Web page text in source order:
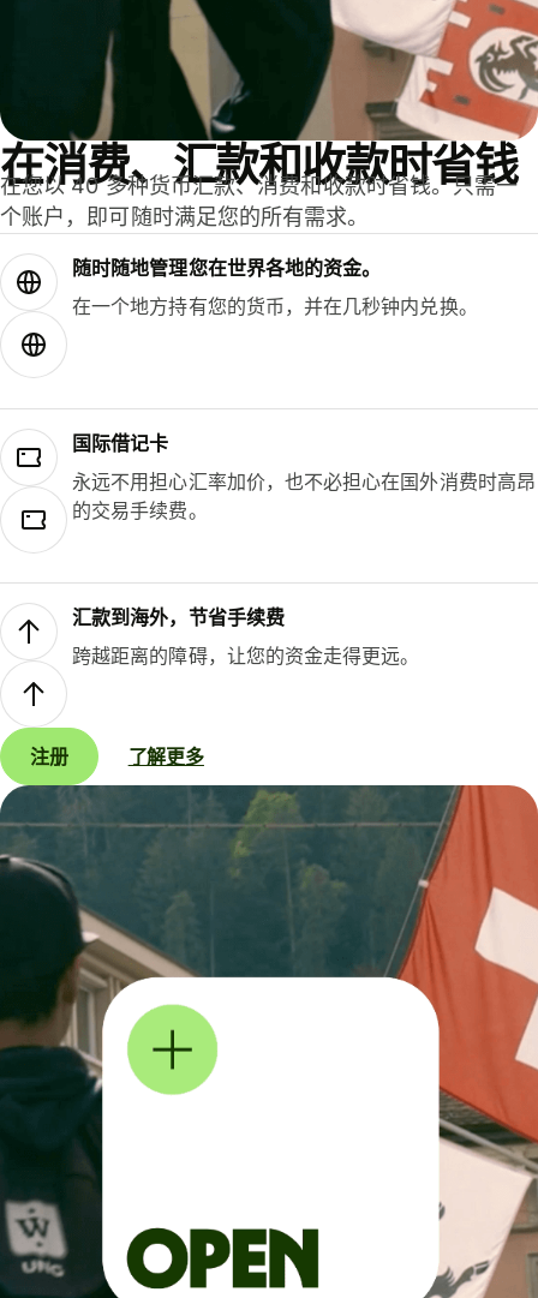
在消费、汇款和收款时省钱
在您以 40 多种货币汇款、消费和收款时省钱。只需一
个账户，即可随时满足您的所有需求。
随时随地管理您在世界各地的资金。
在一个地方持有您的货币，并在几秒钟内兑换。
国际借记卡
永远不用担心汇率加价，也不必担心在国外消费时高昂
的交易手续费。
汇款到海外，节省手续费
跨越距离的障碍，让您的资金走得更远。
注册 了解更多